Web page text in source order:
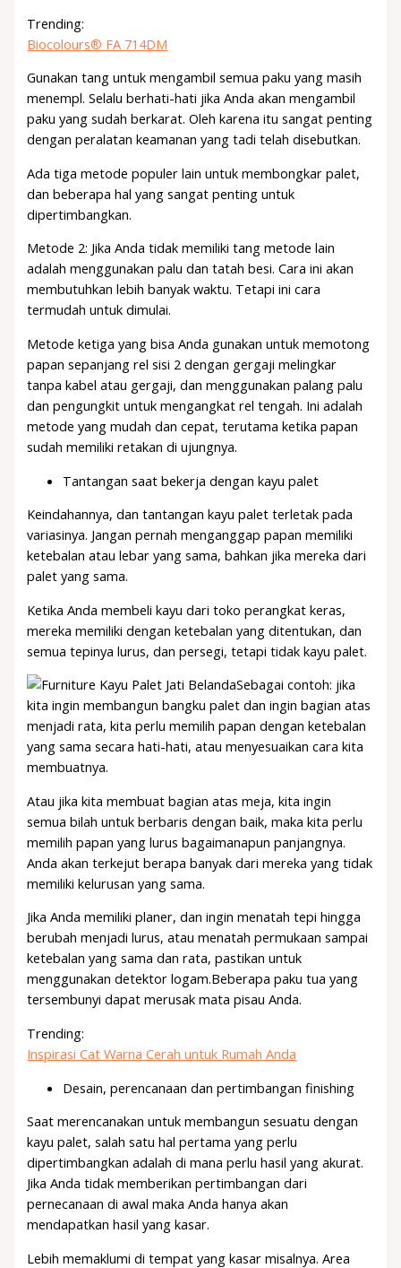
Trending:
Biocolours® FA 714DM
Gunakan tang untuk mengambil semua paku yang masih
menempl. Selalu berhati-hati jika Anda akan mengambil
paku yang sudah berkarat. Oleh karena itu sangat penting
dengan peralatan keamanan yang tadi telah disebutkan.
Ada tiga metode populer lain untuk membongkar palet,
dan beberapa hal yang sangat penting untuk
dipertimbangkan.
Metode 2: Jika Anda tidak memiliki tang metode lain
adalah menggunakan palu dan tatah besi. Cara ini akan
membutuhkan lebih banyak waktu. Tetapi ini cara
termudah untuk dimulai.
Metode ketiga yang bisa Anda gunakan untuk memotong
papan sepanjang rel sisi 2 dengan gergaji melingkar
tanpa kabel atau gergaji, dan menggunakan palang palu
dan pengungkit untuk mengangkat rel tengah. Ini adalah
metode yang mudah dan cepat, terutama ketika papan
sudah memiliki retakan di ujungnya.
Tantangan saat bekerja dengan kayu palet
Keindahannya, dan tantangan kayu palet terletak pada
variasinya. Jangan pernah menganggap papan memiliki
ketebalan atau lebar yang sama, bahkan jika mereka dari
palet yang sama.
Ketika Anda membeli kayu dari toko perangkat keras,
mereka memiliki dengan ketebalan yang ditentukan, dan
semua tepinya lurus, dan persegi, tetapi tidak kayu palet.
Sebagai contoh: jika
kita ingin membangun bangku palet dan ingin bagian atas
menjadi rata, kita perlu memilih papan dengan ketebalan
yang sama secara hati-hati, atau menyesuaikan cara kita
membuatnya.
Atau jika kita membuat bagian atas meja, kita ingin
semua bilah untuk berbaris dengan baik, maka kita perlu
memilih papan yang lurus bagaimanapun panjangnya.
Anda akan terkejut berapa banyak dari mereka yang tidak
memiliki kelurusan yang sama.
Jika Anda memiliki planer, dan ingin menatah tepi hingga
berubah menjadi lurus, atau menatah permukaan sampai
ketebalan yang sama dan rata, pastikan untuk
menggunakan detektor logam.Beberapa paku tua yang
tersembunyi dapat merusak mata pisau Anda.
Trending:
Inspirasi Cat Warna Cerah untuk Rumah Anda
Desain, perencanaan dan pertimbangan finishing
Saat merencanakan untuk membangun sesuatu dengan
kayu palet, salah satu hal pertama yang perlu
dipertimbangkan adalah di mana perlu hasil yang akurat.
Jika Anda tidak memberikan pertimbangan dari
pernecanaan di awal maka Anda hanya akan
mendapatkan hasil yang kasar.
Lebih memaklumi di tempat yang kasar misalnya. Area